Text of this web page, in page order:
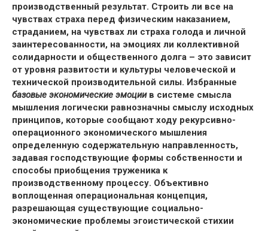
производственный результат. Строить ли все на
чувствах страха перед физическим наказанием,
страданием, на чувствах ли страха голода и личной
заинтересованности, на эмоциях ли коллективной
солидарности и общественного долга – это зависит
от уровня развитости и культуры человеческой и
технической производительной силы. Избранные
базовые экономические эмоциив системе смысла
мышления логически равнозначны смыслу исходных
принципов, которые сообщают ходу рекурсивно-
операционного экономического мышления
определенную содержательную направленность,
задавая господствующие формы собственности и
способы приобщения труженика к
производственному процессу. Объективно
воплощенная операциональная концепция,
разрешающая существующие социально-
экономические проблемы эгоистической стихии